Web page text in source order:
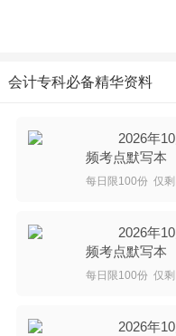
会计专科必备精华资料
2026年
频考点默写本
每日限100份 仅剩
2026年
频考点默写本
每日限100份 仅剩
2026年